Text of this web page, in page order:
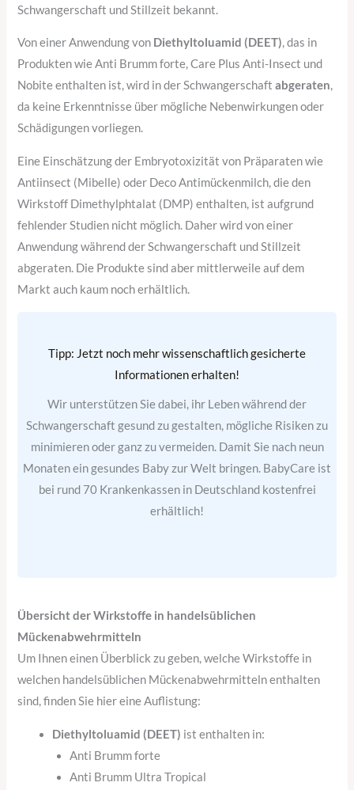
Schwangerschaft und Stillzeit bekannt.
Von einer Anwendung von Diethyltoluamid (DEET), das in
Produkten wie Anti Brumm forte, Care Plus Anti-Insect und
Nobite enthalten ist, wird in der Schwangerschaftabgeraten,
da keine Erkenntnisse über mögliche Nebenwirkungen oder
Schädigungen vorliegen.
Eine Einschätzung der Embryotoxizität von Präparaten wie
Antiinsect (Mibelle) oder Deco Antimückenmilch, die den
Wirkstoff Dimethylphtalat (DMP) enthalten, ist aufgrund
fehlender Studien nicht möglich. Daher wird von einer
Anwendung während der Schwangerschaft und Stillzeit
abgeraten. Die Produkte sind aber mittlerweile auf dem
Markt auch kaum noch erhältlich.
Tipp: Jetzt noch mehr wissenschaftlich gesicherte
Informationen erhalten!
Wir unterstützen Sie dabei, ihr Leben während der
Schwangerschaft gesund zu gestalten, mögliche Risiken zu
minimieren oder ganz zu vermeiden. Damit Sie nach neun
Monaten ein gesundes Baby zur Welt bringen. BabyCare ist
bei rund 70 Krankenkassen in Deutschland kostenfrei
erhältlich!
Übersicht der Wirkstoffe in handelsüblichen
Mückenabwehrmitteln
Um Ihnen einen Überblick zu geben, welche Wirkstoffe in
welchen handelsüblichen Mückenabwehrmitteln enthalten
sind, finden Sie hier eine Auflistung:
Diethyltoluamid (DEET) ist enthalten in:
Anti Brumm forte
Anti Brumm Ultra Tropical